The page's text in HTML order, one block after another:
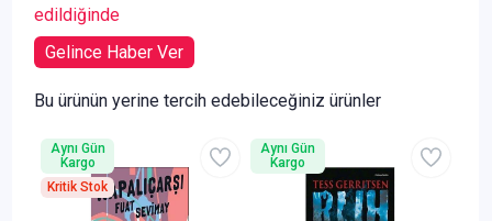
edildiğinde
Gelince Haber Ver
Bu ürünün yerine tercih edebileceğiniz ürünler
Aynı Gün
Kargo
Kritik Stok
Aynı Gün
Kargo